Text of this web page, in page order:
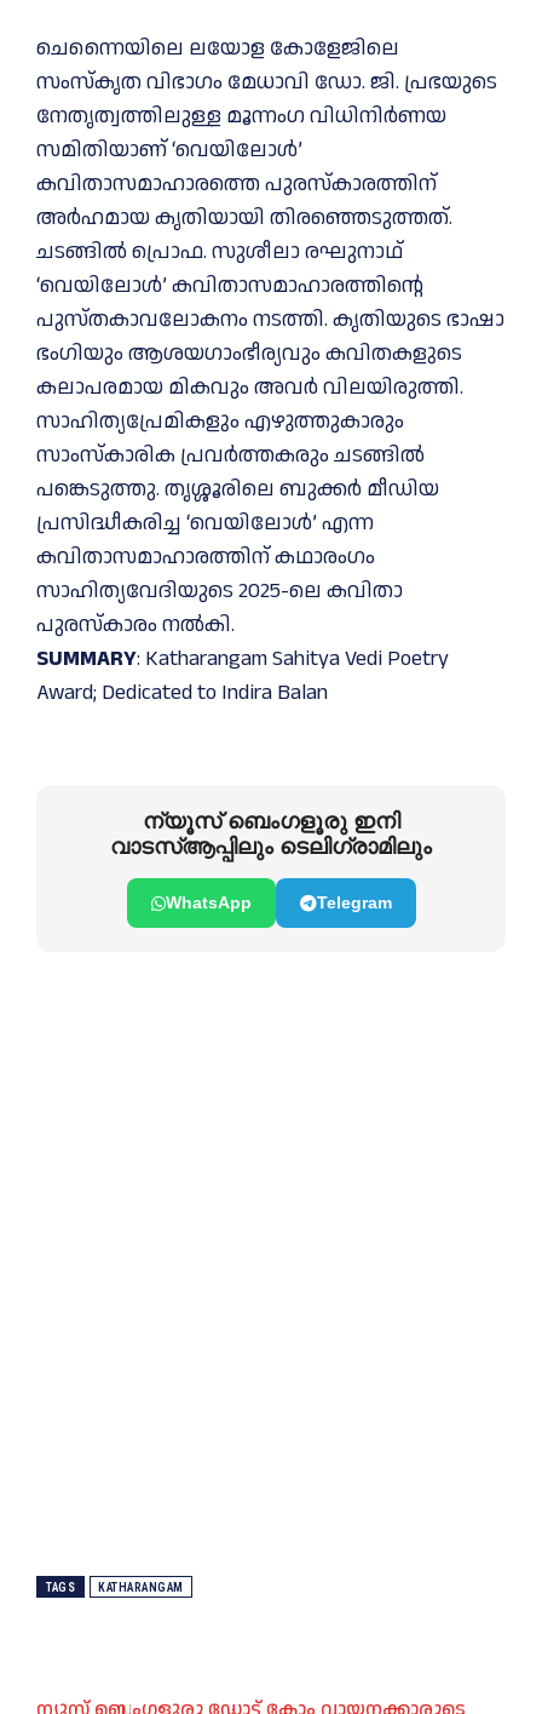
ചെന്നൈയിലെ ലയോള കോളേജിലെ
സംസ്കൃത വിഭാഗം മേധാവി ഡോ. ജി. പ്രഭയുടെ
നേതൃത്വത്തിലുള്ള മൂന്നംഗ വിധിനിർണയ
സമിതിയാണ് ‘വെയിലോൾ’
കവിതാസമാഹാരത്തെ പുരസ്കാരത്തിന്
അർഹമായ കൃതിയായി തിരഞ്ഞെടുത്തത്.
ചടങ്ങിൽ പ്രൊഫ. സുശീലാ രഘുനാഥ്
‘വെയിലോൾ’ കവിതാസമാഹാരത്തിന്റെ
പുസ്തകാവലോകനം നടത്തി. കൃതിയുടെ ഭാഷാ
ഭംഗിയും ആശയഗാംഭീര്യവും കവിതകളുടെ
കലാപരമായ മികവും അവർ വിലയിരുത്തി.
സാഹിത്യപ്രേമികളും എഴുത്തുകാരും
സാംസ്കാരിക പ്രവർത്തകരും ചടങ്ങില്‍
പങ്കെടുത്തു. തൃശ്ശൂരിലെ ബുക്കർ മീഡിയ
പ്രസിദ്ധീകരിച്ച ‘വെയിലോൾ’ എന്ന
കവിതാസമാഹാരത്തിന് കഥാരംഗം
സാഹിത്യവേദിയുടെ 2025-ലെ കവിതാ
പുരസ്കാരം നൽകി.
SUMMARY: Katharangam Sahitya Vedi Poetry
Award; Dedicated to Indira Balan
ന്യൂസ് ബെംഗളൂരു ഇനി
വാടസ്ആപ്പിലും ടെലിഗ്രാമിലും
WhatsApp Telegram
TAGS KATHARANGAM